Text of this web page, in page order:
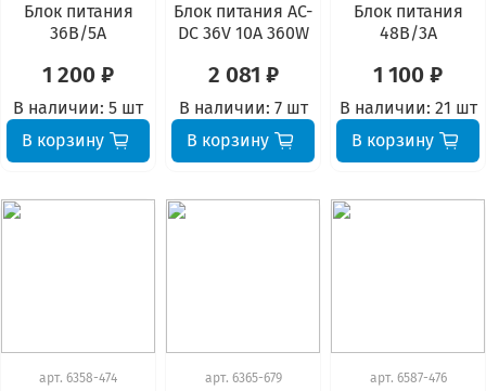
Блок питания
36В/5А
1 200 ₽
В наличии: 5 шт
В корзину
Блок питания AC-
DC 36V 10A 360W
2 081 ₽
В наличии: 7 шт
В корзину
Блок питания
48В/3А
1 100 ₽
В наличии: 21 шт
В корзину
арт. 6358-474 арт. 6365-679 арт. 6587-476